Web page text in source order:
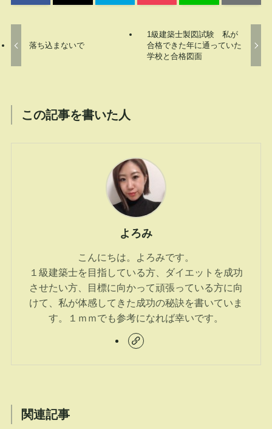
落ち込まないで
1級建築士製図試験 私が
合格できた年に通っていた
学校と合格図面
この記事を書いた人
よろみ
こんにちは。よろみです。
１級建築士を目指している方、ダイエットを成功
させたい方、目標に向かって頑張っている方に向
けて、私が体感してきた成功の秘訣を書いていま
す。１ｍｍでも参考になれば幸いです。
関連記事